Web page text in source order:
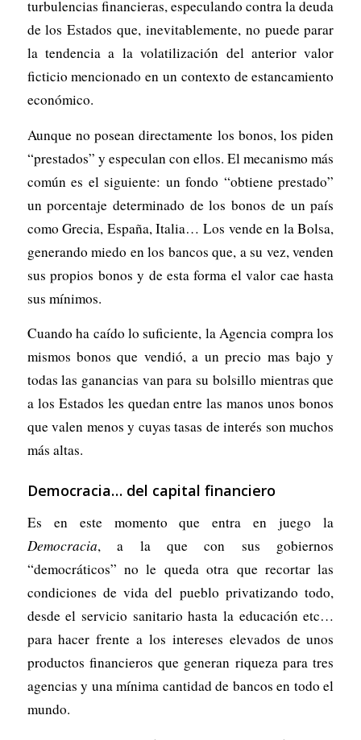
turbulencias financieras, especulando contra la deuda
de los Estados que, inevitablemente, no puede parar
la tendencia a la volatilización del anterior valor
ficticio mencionado en un contexto de estancamiento
económico.
Aunque no posean directamente los bonos, los piden
“prestados” y especulan con ellos. El mecanismo más
común es el siguiente: un fondo “obtiene prestado”
un porcentaje determinado de los bonos de un país
como Grecia, España, Italia… Los vende en la Bolsa,
generando miedo en los bancos que, a su vez, venden
sus propios bonos y de esta forma el valor cae hasta
sus mínimos.
Cuando ha caído lo suficiente, la Agencia compra los
mismos bonos que vendió, a un precio mas bajo y
todas las ganancias van para su bolsillo mientras que
a los Estados les quedan entre las manos unos bonos
que valen menos y cuyas tasas de interés son muchos
más altas.
Democracia… del capital financiero
Es en este momento que entra en juego la
Democracia, a la que con sus gobiernos
“democráticos” no le queda otra que recortar las
condiciones de vida del pueblo privatizando todo,
desde el servicio sanitario hasta la educación etc…
para hacer frente a los intereses elevados de unos
productos financieros que generan riqueza para tres
agencias y una mínima cantidad de bancos en todo el
mundo.